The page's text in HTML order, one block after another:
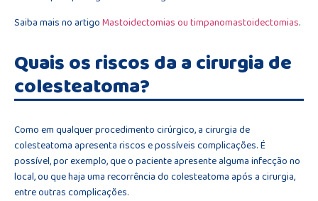
Saiba mais no artigoMastoidectomias ou timpanomastoidectomias.
Quais os riscos da a cirurgia de
colesteatoma?
Como em qualquer procedimento cirúrgico, a cirurgia de
colesteatoma apresenta riscos e possíveis complicações. É
possível, por exemplo, que o paciente apresente alguma infecção no
local, ou que haja uma recorrência do colesteatoma após a cirurgia,
entre outras complicações.